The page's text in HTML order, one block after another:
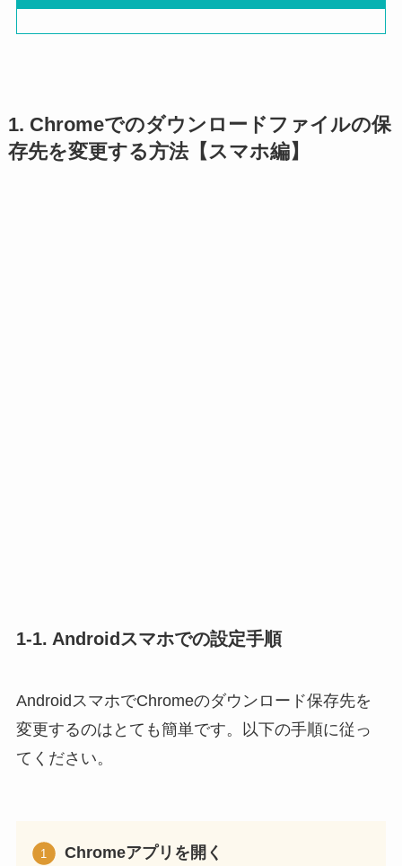
1. Chromeでのダウンロードファイルの保
存先を変更する方法【スマホ編】
1-1. Androidスマホでの設定手順
AndroidスマホでChromeのダウンロード保存先を
変更するのはとても簡単です。以下の手順に従っ
てください。
Chromeアプリを開く